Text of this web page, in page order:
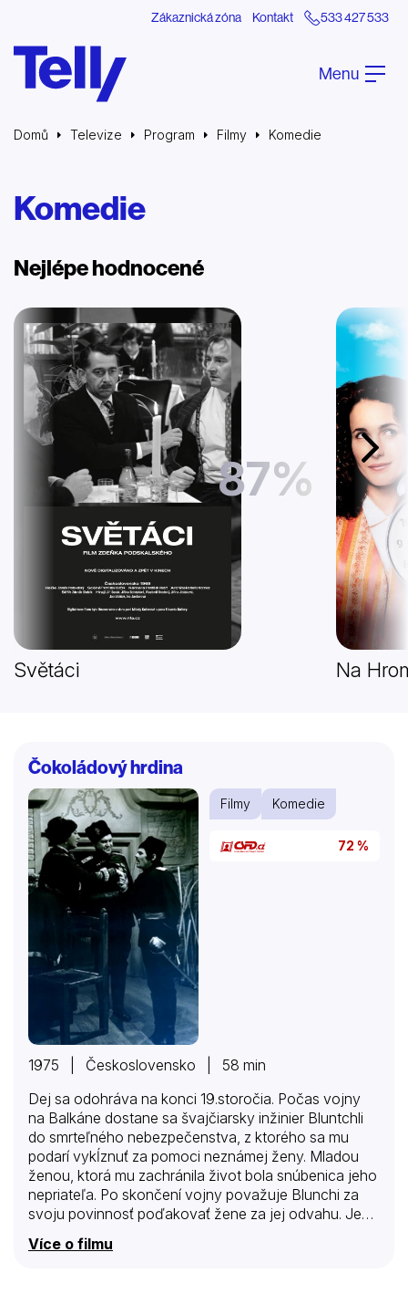
Zákaznická zóna Kontakt 533 427 533
Menu
Domů Televize Program Filmy Komedie
Komedie
Nejlépe hodnocené
Další
87%
Světáci Na
Čokoládový hrdina
Filmy Komedie
72 %
1975 | Československo | 58 min
Dej sa odohráva na konci 19.storočia. Počas vojny
na Balkáne dostane sa švajčiarsky inžinier Bluntchli
do smrteľného nebezpečenstva, z ktorého sa mu
podarí vykĺznuť za pomoci neznámej ženy. Mladou
ženou, ktorá mu zachránila život bola snúbenica jeho
nepriateľa. Po skončení vojny považuje Blunchi za
svoju povinnosť poďakovať žene za jej odvahu. Jeho
spôsobí veľa nejasností, dohadov, ktoré sa v závere
Více o filmu